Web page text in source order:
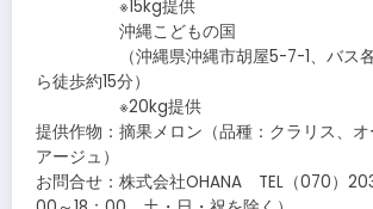
※15kg提供
沖縄こどもの国
（沖縄県沖縄市胡屋5-7-1、バス各
ら徒歩約15分）
※20kg提供
提供作物：摘果メロン（品種：クラリス、
アージュ）
お問合せ：株式会社OHANA TEL（070）